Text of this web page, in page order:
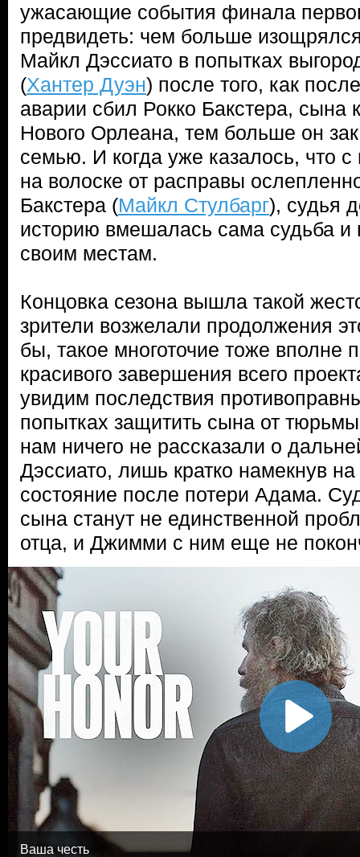
ужасающие события финала
предвидеть: чем больше
Майкл Дэссиато в попытках
(Хантер Дуэн) после того, как
аварии сбил Рокко Бакстера, сына
Нового Орлеана, тем больше он
семью. И когда уже казалось, что
на волоске от расправы
Бакстера (Майкл Стулбарг), судья
историю вмешалась сама судьба и
своим местам.
Концовка сезона вышла такой
зрители возжелали продолжения
бы, такое многоточие тоже вполне
красивого завершения всего
увидим последствия
попытках защитить сына от
нам ничего не рассказали о
Дэссиато, лишь кратко намекнув
состояние после потери Адама.
сына станут не единственной
отца, и Джимми с ним еще не
Ваша честь